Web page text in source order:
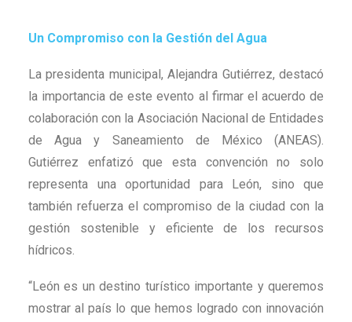
Un Compromiso con la Gestión del Agua
La presidenta municipal, Alejandra Gutiérrez, destacó
la importancia de este evento al firmar el acuerdo de
colaboración con la Asociación Nacional de Entidades
de Agua y Saneamiento de México (ANEAS).
Gutiérrez enfatizó que esta convención no solo
representa una oportunidad para León, sino que
también refuerza el compromiso de la ciudad con la
gestión sostenible y eficiente de los recursos
hídricos.
“León es un destino turístico importante y queremos
mostrar al país lo que hemos logrado con innovación